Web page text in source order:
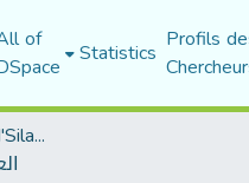
of Statistics Profils
Scientific Journals of M'Sila University